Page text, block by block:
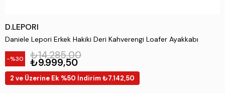
D.LEPORI
Daniele Lepori Erkek Hakiki Deri Kahverengi Loafer Ayakkabı
30 ₺14.285,00
₺9.999,50
2 ve Üzerine Ek %50 İndirim ₺7.142,50